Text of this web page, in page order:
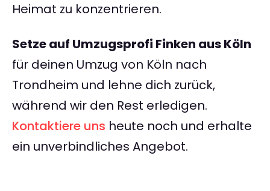
Heimat zu konzentrieren.
Setze auf Umzugsprofi Finken aus Köln
für deinen Umzug von Köln nach
Trondheim und lehne dich zurück,
während wir den Rest erledigen.
Kontaktiere uns heute noch und erhalte
ein unverbindliches Angebot.